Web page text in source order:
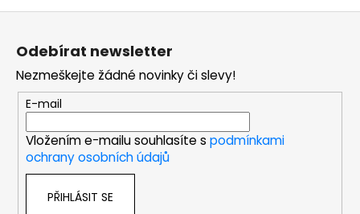
Z
Odebírat newsletter
Nezmeškejte žádné novinky či slevy!
E-mail
Vložením e-mailu souhlasíte s podmínkami
ochrany osobních údajů
PŘIHLÁSIT SE